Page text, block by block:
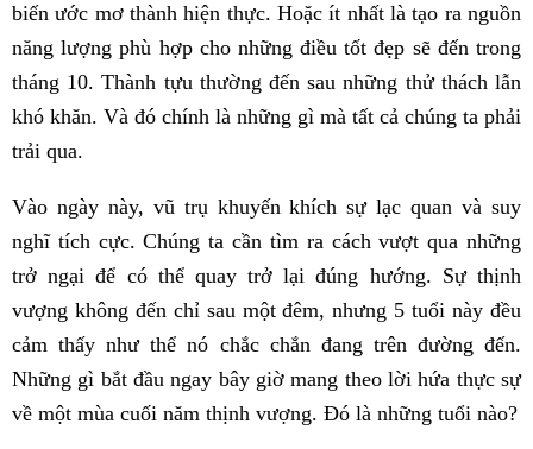
biến ước mơ thành hiện thực. Hoặc ít nhất là tạo ra nguồn
năng lượng phù hợp cho những điều tốt đẹp sẽ đến trong
tháng 10. Thành tựu thường đến sau những thử thách lẫn
khó khăn. Và đó chính là những gì mà tất cả chúng ta phải
trải qua.
Vào ngày này, vũ trụ khuyến khích sự lạc quan và suy
nghĩ tích cực. Chúng ta cần tìm ra cách vượt qua những
trở ngại để có thể quay trở lại đúng hướng. Sự thịnh
vượng không đến chỉ sau một đêm, nhưng 5 tuổi này đều
cảm thấy như thể nó chắc chắn đang trên đường đến.
Những gì bắt đầu ngay bây giờ mang theo lời hứa thực sự
về một mùa cuối năm thịnh vượng. Đó là những tuổi nào?